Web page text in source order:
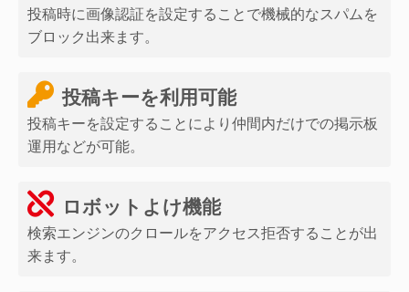
投稿時に画像認証を設定することで機械的なスパムを
ブロック出来ます。
投稿キーを利用可能
投稿キーを設定することにより仲間内だけでの掲示板
運用などが可能。
ロボットよけ機能
検索エンジンのクロールをアクセス拒否することが出
来ます。